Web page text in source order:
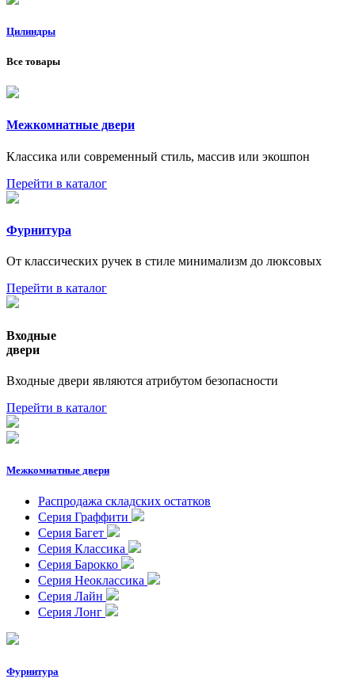
Цилиндры
Все товары
Межкомнатные двери
Классика или современный стиль, массив или экошпон
Перейти в каталог
Фурнитура
От классических ручек в стиле минимализм до люксовых
Перейти в каталог
Входные
двери
Входные двери являются атрибутом безопасности
Перейти в каталог
Межкомнатные двери
Распродажа складских остатков
Серия Граффити
Серия Багет
Серия Классика
Серия Барокко
Серия Неоклассика
Серия Лайн
Серия Лонг
Фурнитура